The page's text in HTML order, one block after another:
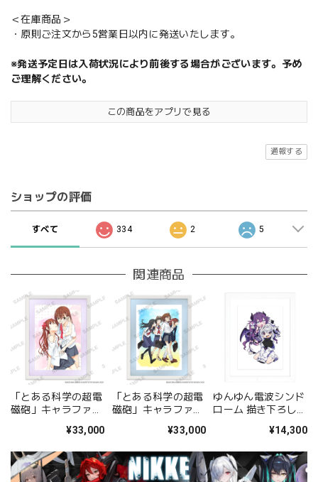
＜在庫商品＞
・原則ご注文から5営業日以内に発送いたします。
※発送予定日は入荷状況により前後する場合がございます。予め
ご理解ください。
この商品をアプリで見る
通報する
ショップの評価
すべて 334 2 5
関連商品
「とある科学の超電
磁砲」キャラファイ
¥33,000
「とある科学の超電
磁砲」キャラファイ
¥33,000
ゆんゆん電波シンド
ローム 描き下ろしキ
（Qちゃん&ゆんゆ
¥14,300